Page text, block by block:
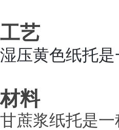
工艺
湿压黄色纸托
材料
甘蔗浆纸托是